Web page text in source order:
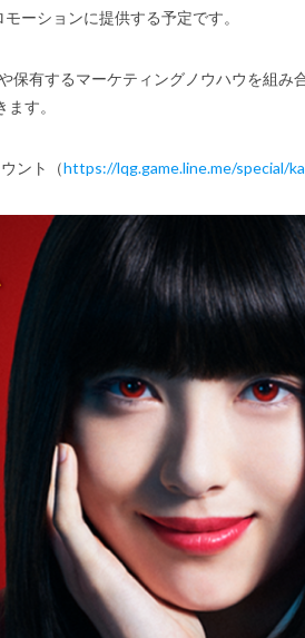
モーションに提供する予定です。
有するマーケティングノウハウを組み
す。
ント（https://lqg.game.line.me/special/